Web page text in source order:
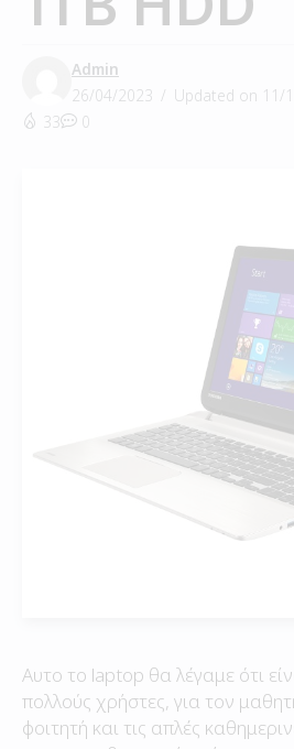
Admin
26/04/2023
Updated on 11/
33
0
Αυτο το laptop θα λέγαμε ότι
πολλούς χρήστες, για τον
φοιτητή και τις απλές